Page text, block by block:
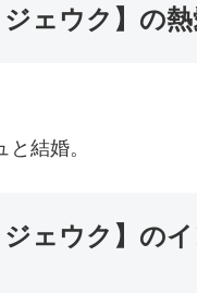
ェウク】の
結婚。
ェウク】の